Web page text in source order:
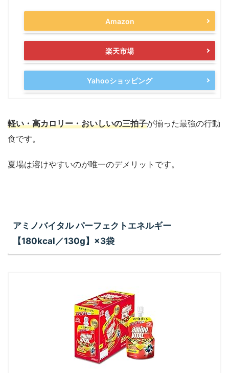
Amazon
楽天市場
Yahooショッピング
軽い・高カロリー・おいしいの三拍子が揃った最強の行動
食です。
夏場は溶けやすいのが唯一のデメリットです。
アミノバイタル パーフェクトエネルギー
【180kcal／130g】×3袋